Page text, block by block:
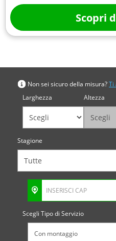
Scopri
Non sei sicuro della misura?Ti
Larghezza
Altezza
Stagione
Scegli Tipo di Servizio